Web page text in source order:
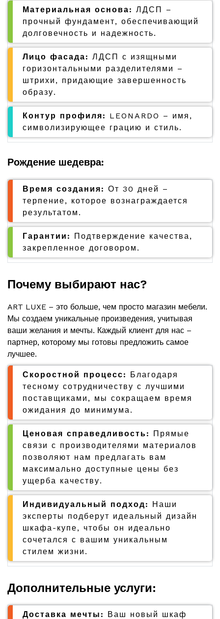
Материальная основа: ЛДСП –
прочный фундамент, обеспечивающий
долговечность и надежность.
Лицо фасада: ЛДСП с изящными
горизонтальными разделителями –
штрихи, придающие завершенность
образу.
Контур профиля: LEONARDO – имя,
символизирующее грацию и стиль.
Рождение шедевра:
Время создания: От 30 дней –
терпение, которое вознаграждается
результатом.
Гарантии: Подтверждение качества,
закрепленное договором.
Почему выбирают нас?
ART LUXE – это больше, чем просто магазин мебели.
Мы создаем уникальные произведения, учитывая
ваши желания и мечты. Каждый клиент для нас –
партнер, которому мы готовы предложить самое
лучшее.
Скоростной процесс: Благодаря
тесному сотрудничеству с лучшими
поставщиками, мы сокращаем время
ожидания до минимума.
Ценовая справедливость: Прямые
связи с производителями материалов
позволяют нам предлагать вам
максимально доступные цены без
ущерба качеству.
Индивидуальный подход: Наши
эксперты подберут идеальный дизайн
шкафа-купе, чтобы он идеально
сочетался с вашим уникальным
стилем жизни.
Дополнительные услуги:
Доставка мечты: Ваш новый шкаф